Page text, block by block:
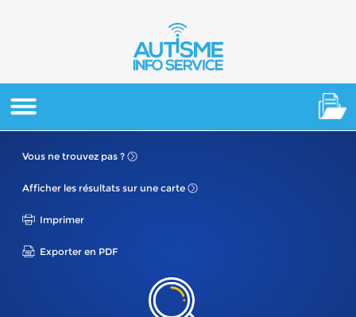
Vous ne trouvez pas ?
Afficher les résultats sur une carte
Imprimer
Exporter en PDF